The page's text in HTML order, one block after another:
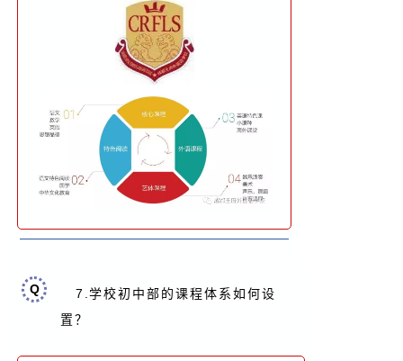
Q 7.学校初中部的课程体系如何设
置？